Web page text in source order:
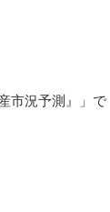
市況予測』」で